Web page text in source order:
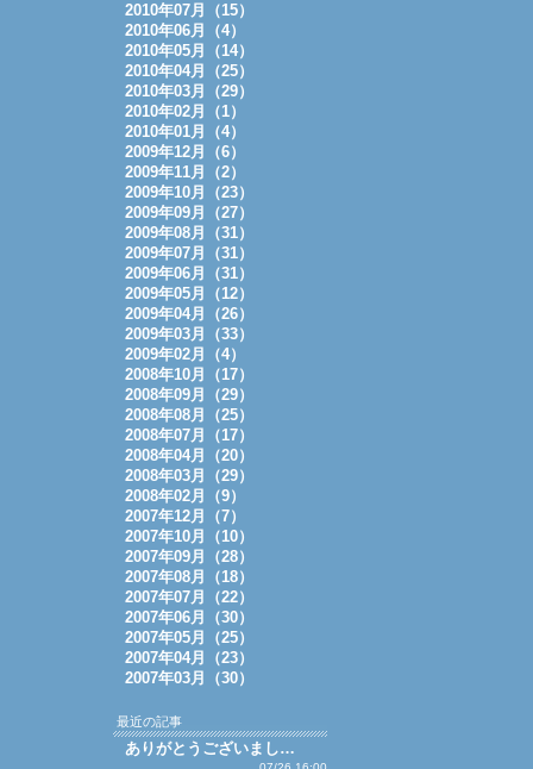
2010年07月（15）
2010年06月（4）
2010年05月（14）
2010年04月（25）
2010年03月（29）
2010年02月（1）
2010年01月（4）
2009年12月（6）
2009年11月（2）
2009年10月（23）
2009年09月（27）
2009年08月（31）
2009年07月（31）
2009年06月（31）
2009年05月（12）
2009年04月（26）
2009年03月（33）
2009年02月（4）
2008年10月（17）
2008年09月（29）
2008年08月（25）
2008年07月（17）
2008年04月（20）
2008年03月（29）
2008年02月（9）
2007年12月（7）
2007年10月（10）
2007年09月（28）
2007年08月（18）
2007年07月（22）
2007年06月（30）
2007年05月（25）
2007年04月（23）
2007年03月（30）
最近の記事
ありがとうございまし…